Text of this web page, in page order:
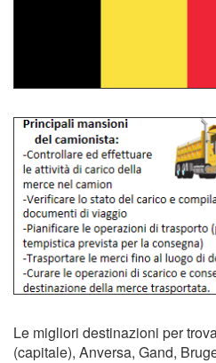
Le migliori destinazioni per
(capitale), Anversa, Gand,